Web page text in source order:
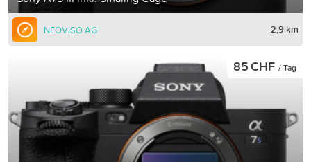
NEOVISO AG 2,9 km
85 CHF / Tag